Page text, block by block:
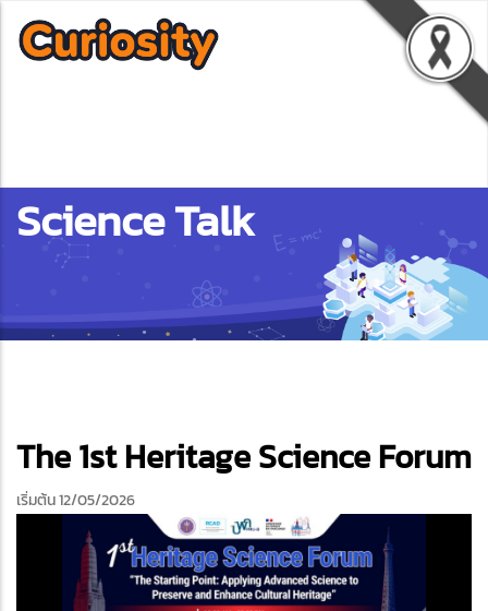
Science Talk
The 1st Heritage Science Forum
เริ่มต้น 12/05/2026